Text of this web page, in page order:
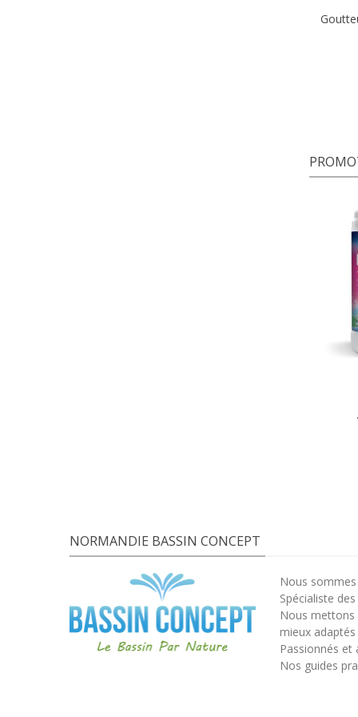
NORMANDIE BASSIN CONCEPT
Nous
Spécialiste
Nous mettons
mieux
Passionnés et
Nos guides